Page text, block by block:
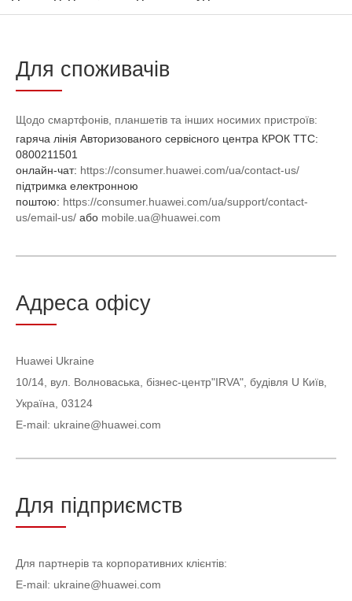
Для споживачів
Щодо смартфонів, планшетів та інших носимих пристроїв:
гаряча лінія Авторизованого сервісного центра КРОК ТТС:
0800211501
онлайн-чат: https://consumer.huawei.com/ua/contact-us/
підтримка електронною
поштою: https://consumer.huawei.com/ua/support/contact-
us/email-us/ або mobile.ua@huawei.com
Адреса офісу
Huawei Ukraine
10/14, вул. Волноваська, бізнес-центр"IRVA", будівля U Київ,
Україна, 03124
E-mail: ukraine@huawei.com
Для підприємств
Для партнерів та корпоративних клієнтів:
E-mail: ukraine@huawei.com